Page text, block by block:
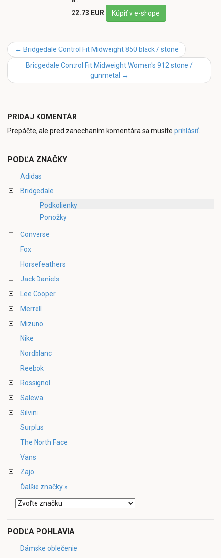
22.73 EUR
Kúpiť v e-shope
← Bridgedale Control Fit Midweight 850 black / stone
Bridgedale Control Fit Midweight Women's 912 stone /
gunmetal →
PRIDAJ KOMENTÁR
Prepáčte, ale pred zanechaním komentára sa musíte prihlásiť
PODĽA ZNAČKY
Adidas
Bridgedale
Podkolienky
Ponožky
Converse
Fox
Horsefeathers
Jack Daniels
Lee Cooper
Merrell
Mizuno
Nike
Nordblanc
Reebok
Rossignol
Salewa
Silvini
Surplus
The North Face
Vans
Zajo
Ďalšie značky »
PODĽA POHLAVIA
Dámske oblečenie